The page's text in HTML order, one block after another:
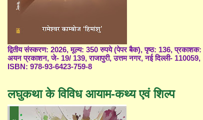
द्वितीय संस्करण: 2026, मूल्य: 350 रुपये (पेपर बैक), पृष्ठ: 136, प्रकाशक:
अयन प्रकाशन, जे- 19/ 139, राजापुरी, उत्तम नगर, नई दिल्ली- 110059,
ISBN: 978-93-6423-759-8
लघुकथा के विविध आयाम-कथ्य एवं शिल्प